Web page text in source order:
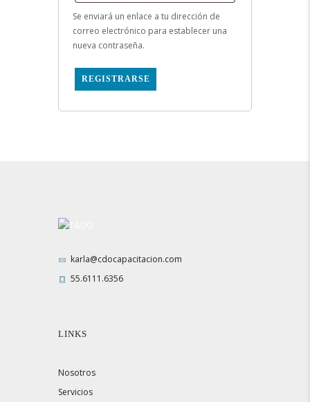
Se enviará un enlace a tu dirección de
correo electrónico para establecer una
nueva contraseña.
REGISTRARSE
karla@cdocapacitacion.com
55.6111.6356
LINKS
Nosotros
Servicios